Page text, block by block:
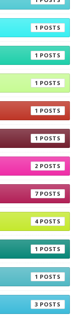
1
1
1
1
1
2
7
4
1
1
3